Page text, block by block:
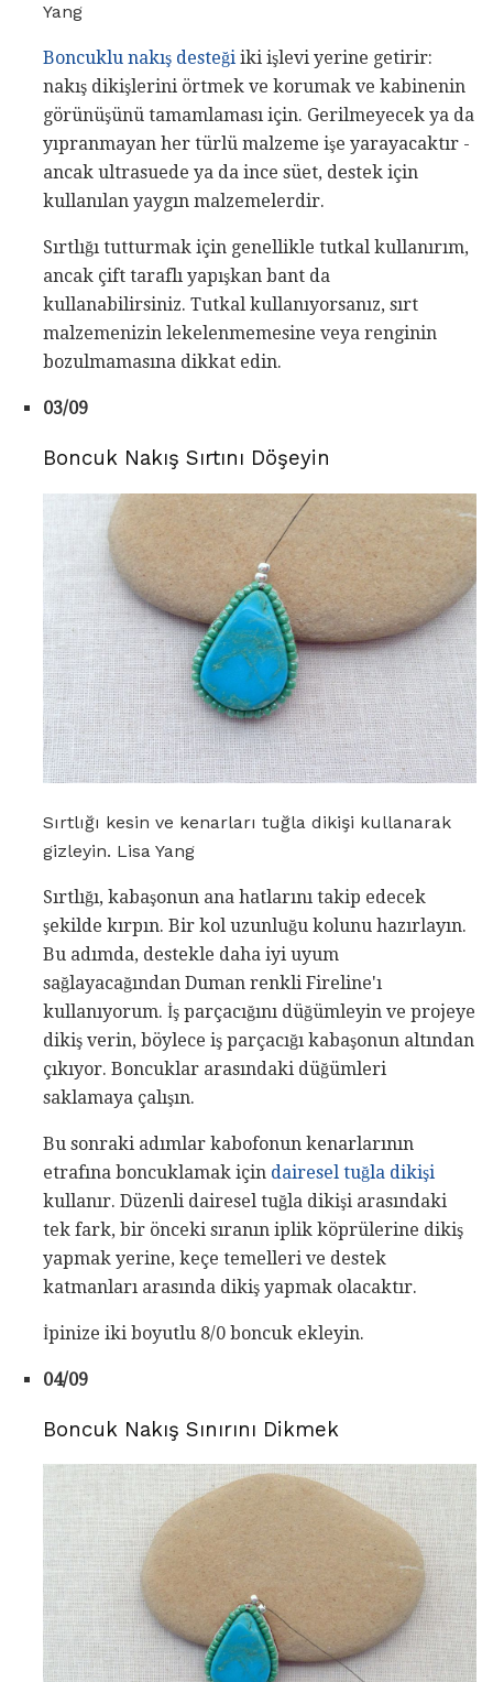
Yang
Boncuklu nakış desteği iki işlevi yerine getirir:
nakış dikişlerini örtmek ve korumak ve kabinenin
görünüşünü tamamlaması için. Gerilmeyecek ya da
yıpranmayan her türlü malzeme işe yarayacaktır -
ancak ultrasuede ya da ince süet, destek için
kullanılan yaygın malzemelerdir.
Sırtlığı tutturmak için genellikle tutkal kullanırım,
ancak çift taraflı yapışkan bant da
kullanabilirsiniz. Tutkal kullanıyorsanız, sırt
malzemenizin lekelenmemesine veya renginin
bozulmamasına dikkat edin.
03/09
Boncuk Nakış Sırtını Döşeyin
Sırtlığı kesin ve kenarları tuğla dikişi kullanarak
gizleyin. Lisa Yang
Sırtlığı, kabaşonun ana hatlarını takip edecek
şekilde kırpın. Bir kol uzunluğu kolunu hazırlayın.
Bu adımda, destekle daha iyi uyum
sağlayacağından Duman renkli Fireline'ı
kullanıyorum. İş parçacığını düğümleyin ve projeye
dikiş verin, böylece iş parçacığı kabaşonun altından
çıkıyor. Boncuklar arasındaki düğümleri
saklamaya çalışın.
Bu sonraki adımlar kabofonun kenarlarının
etrafına boncuklamak için dairesel tuğla dikişi
kullanır. Düzenli dairesel tuğla dikişi arasındaki
tek fark, bir önceki sıranın iplik köprülerine dikiş
yapmak yerine, keçe temelleri ve destek
katmanları arasında dikiş yapmak olacaktır.
İpinize iki boyutlu 8/0 boncuk ekleyin.
04/09
Boncuk Nakış Sınırını Dikmek